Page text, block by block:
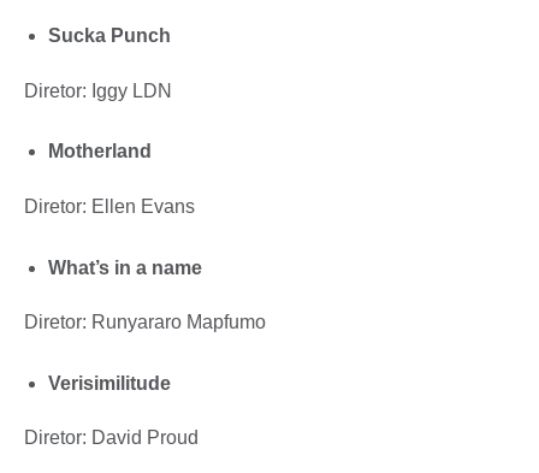
Sucka Punch
Diretor: Iggy LDN
Motherland
Diretor: Ellen Evans
What’s in a name
Diretor: Runyararo Mapfumo
Verisimilitude
Diretor: David Proud